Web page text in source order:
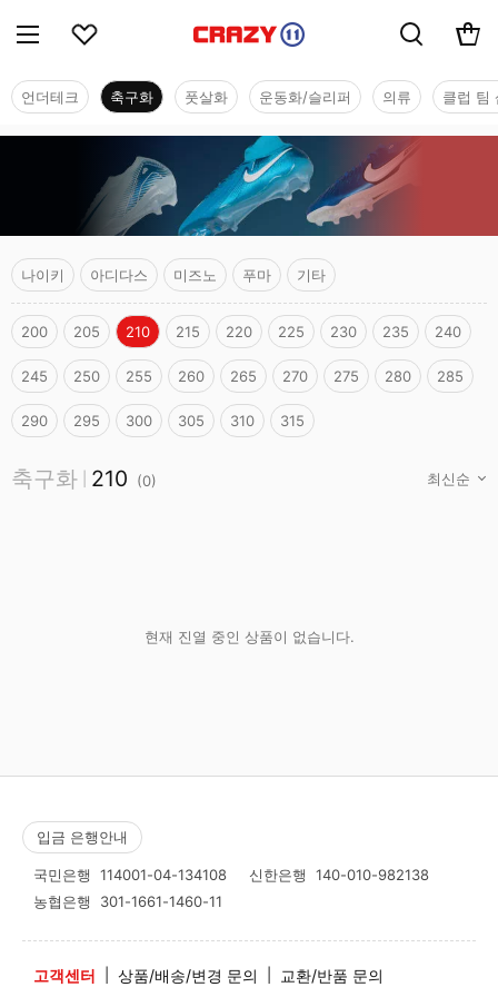
언더테크 축구화 풋살화 운동화/슬리퍼 의류 클럽 팀
나이키 아디다스 미즈노 푸마 기타
200 205 210 215 220 225 230 235 240
245 250 255 260 265 270 275 280 285
290 295 300 305 310 315
축구화 210 (0)
현재 진열 중인 상품이 없습니다.
입금 은행안내
국민은행 114001-04-134108 신한은행 140-010-982138
농협은행 301-1661-1460-11
고객센터 상품/배송/변경 문의 교환/반품 문의